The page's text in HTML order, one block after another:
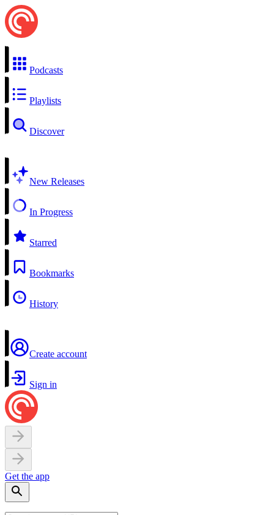
Podcasts
Playlists
Discover
New Releases
In Progress
Starred
Bookmarks
History
Create account
Sign in
Get the app